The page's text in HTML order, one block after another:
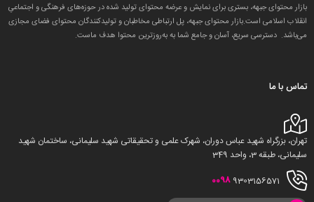
بازار محتوای جبهه، بستری برای نمایش و عرضه محتوای تولید شده در حوزه‌های فرهنگی و اجتماعیِ
انقلاب اسلامی است.بازار محتوای جبهه، پل ارتباطی مخاطبان و تولید‌کنندگان محتوای فضای مجازی
می‌باشد. دسترسی سریع، آسان و جامع شما به به‌روزترین محتوا هدف ماست.
تماس با ما
تهران، بزرگراه شهید عباس دوران، شهرک علمی و تحقیقاتی شهید سلیمانی، ساختمان شهید
سلیمانی، طبقه 3، واحد 349
0098 9303156571